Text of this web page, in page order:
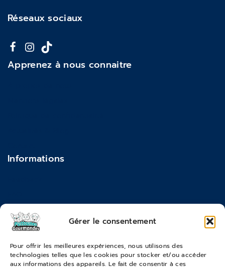
Gérer le consentement
Pour offrir les meilleures expériences, nous utilisons des
technologies telles que les cookies pour stocker et/ou accéder
aux informations des appareils. Le fait de consentir à ces
Réseaux sociaux
Apprenez à nous connaitre
Informations
Moyens de paiements
Conditions générales de vente